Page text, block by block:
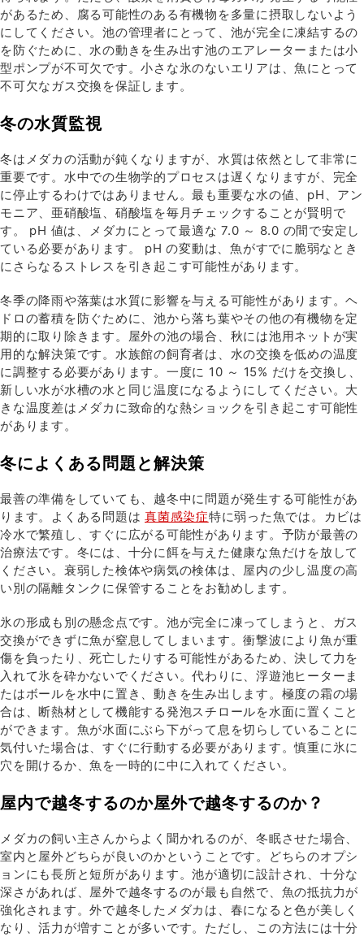
があるため、腐る可能性のある有機物を多量に摂取しないよう
にしてください。池の管理者にとって、池が完全に凍結するの
を防ぐために、水の動きを生み出す池のエアレーターまたは小
型ポンプが不可欠です。小さな氷のないエリアは、魚にとって
不可欠なガス交換を保証します。
冬の水質監視
冬はメダカの活動が鈍くなりますが、水質は依然として非常に
重要です。水中での生物学的プロセスは遅くなりますが、完全
に停止するわけではありません。最も重要な水の値、pH、アン
モニア、亜硝酸塩、硝酸塩を毎月チェックすることが賢明で
す。 pH 値は、メダカにとって最適な 7.0 ～ 8.0 の間で安定し
ている必要があります。 pH の変動は、魚がすでに脆弱なとき
にさらなるストレスを引き起こす可能性があります。
冬季の降雨や落葉は水質に影響を与える可能性があります。ヘ
ドロの蓄積を防ぐために、池から落ち葉やその他の有機物を定
期的に取り除きます。屋外の池の場合、秋には池用ネットが実
用的な解決策です。水族館の飼育者は、水の交換を低めの温度
に調整する必要があります。一度に 10 ～ 15% だけを交換し、
新しい水が水槽の水と同じ温度になるようにしてください。大
きな温度差はメダカに致命的な熱ショックを引き起こす可能性
があります。
冬によくある問題と解決策
最善の準備をしていても、越冬中に問題が発生する可能性があ
ります。よくある問題は 真菌感染症特に弱った魚では。カビは
冷水で繁殖し、すぐに広がる可能性があります。予防が最善の
治療法です。冬には、十分に餌を与えた健康な魚だけを放して
ください。衰弱した検体や病気の検体は、屋内の少し温度の高
い別の隔離タンクに保管することをお勧めします。
氷の形成も別の懸念点です。池が完全に凍ってしまうと、ガス
交換ができずに魚が窒息してしまいます。衝撃波により魚が重
傷を負ったり、死亡したりする可能性があるため、決して力を
入れて氷を砕かないでください。代わりに、浮遊池ヒーターま
たはボールを水中に置き、動きを生み出します。極度の霜の場
合は、断熱材として機能する発泡スチロールを水面に置くこと
ができます。魚が水面にぶら下がって息を切らしていることに
気付いた場合は、すぐに行動する必要があります。慎重に氷に
穴を開けるか、魚を一時的に中に入れてください。
屋内で越冬するのか屋外で越冬するのか？
メダカの飼い主さんからよく聞かれるのが、冬眠させた場合、
室内と屋外どちらが良いのかということです。どちらのオプシ
ョンにも長所と短所があります。池が適切に設計され、十分な
深さがあれば、屋外で越冬するのが最も自然で、魚の抵抗力が
強化されます。外で越冬したメダカは、春になると色が美しく
なり、活力が増すことが多いです。ただし、この方法には十分